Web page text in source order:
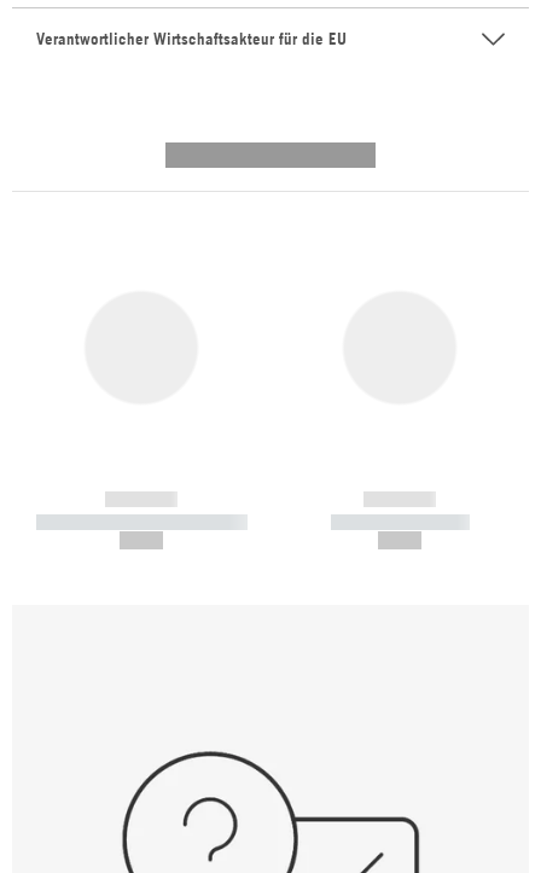
Verantwortlicher Wirtschaftsakteur für die EU
------------
----------- ----------- -----------
------------
----------- -----------